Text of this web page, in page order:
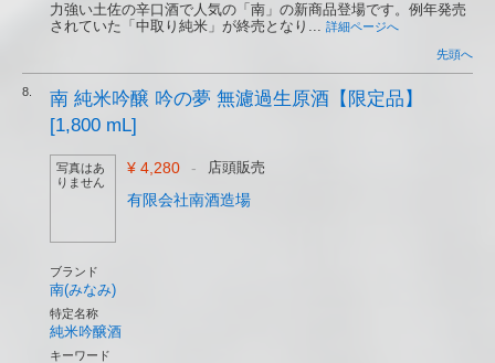
力強い土佐の辛口酒で人気の「南」の新商品登場です。例年発売
されていた「中取り純米」が終売となり... 詳細ページへ
先頭へ
8.
南 純米吟醸 吟の夢 無濾過生原酒【限定品】
[1,800 mL]
写真はあ
りません
¥ 4,280 - 店頭販売
有限会社南酒造場
ブランド
南(みなみ)
特定名称
純米吟醸酒
キーワード